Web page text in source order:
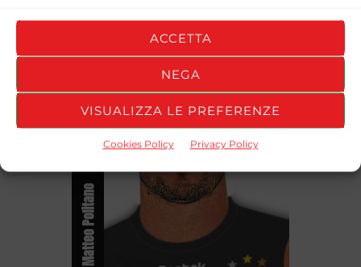
ACCETTA
NEGA
VISUALIZZA LE PREFERENZE
Cookies Policy Privacy Policy
Matteo Politano
Centrocampista